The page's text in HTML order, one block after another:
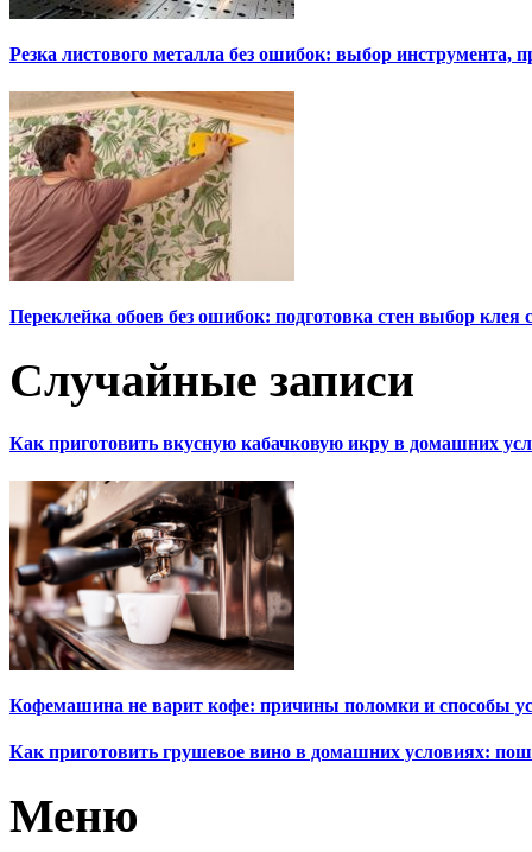
Резка листового металла без ошибок: выбор инструмента,
Переклейка обоев без ошибок: подготовка стен выбор клея
Случайные записи
Как приготовить вкусную кабачковую икру в домашних
Кофемашина не варит кофе: причины поломки и способы
Как приготовить грушевое вино в домашних условиях:
Меню